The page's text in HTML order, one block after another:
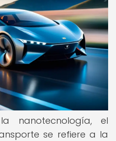
nanotecnología, el
se refiere a la